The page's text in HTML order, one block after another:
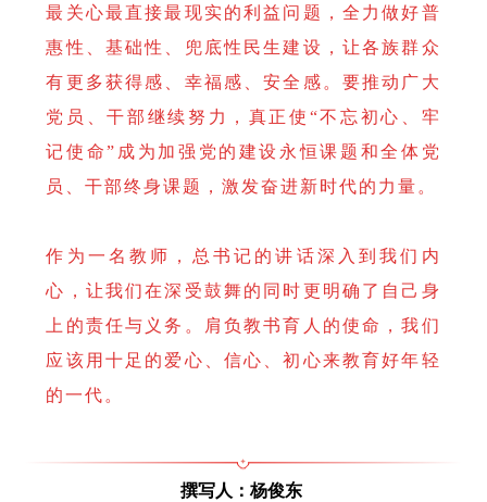
最关心最直接最现实的利益问题，全力做好普
惠性、基础性、兜底性民生建设，让各族群众
有更多获得感、幸福感、安全感。要推动广大
党员、干部继续努力，真正使“不忘初心、牢
记使命”成为加强党的建设永恒课题和全体党
员、干部终身课题，激发奋进新时代的力量。
作为一名教师，总书记的讲话深入到我们内
心，让我们在深受鼓舞的同时更明确了自己身
上的责任与义务。肩负教书育人的使命，我们
应该用十足的爱心、信心、初心来教育好年轻
的一代。
撰写人： 杨俊东